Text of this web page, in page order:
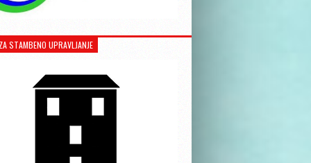
STAMBENO UPRAVLJANJE